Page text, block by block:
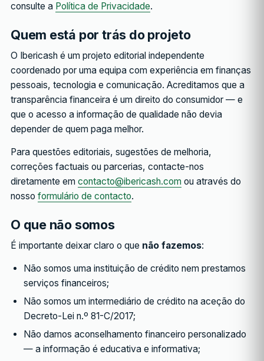
consulte a Política de Privacidade.
Quem está por trás do projeto
O Ibericash é um projeto editorial independente
coordenado por uma equipa com experiência em finanças
pessoais, tecnologia e comunicação. Acreditamos que a
transparência financeira é um direito do consumidor — e
que o acesso a informação de qualidade não devia
depender de quem paga melhor.
Para questões editoriais, sugestões de melhoria,
correções factuais ou parcerias, contacte-nos
diretamente em contacto@ibericash.com ou através do
nosso formulário de contacto.
O que não somos
É importante deixar claro o que não fazemos:
Não somos uma instituição de crédito nem prestamos
serviços financeiros;
Não somos um intermediário de crédito na aceção do
Decreto-Lei n.º 81-C/2017;
Não damos aconselhamento financeiro personalizado
— a informação é educativa e informativa;